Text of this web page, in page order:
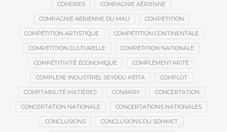
COMORES COMPAGNIE AÉRIENNE
COMPAGNIE AÉRIENNE DU MALI COMPÉTITION
COMPÉTITION ARTISTIQUE COMPÉTITION CONTINENTALE
COMPÉTITION CULTURELLE COMPÉTITION NATIONALE
COMPÉTITIVITÉ ÉCONOMIQUE COMPLÉMENTARITÉ
COMPLEXE INDUSTRIEL SEYDOU KÉÏTA COMPLOT
COMPTABILITÉ-MATIÈRES CONAKRY CONCERTATION
CONCERTATION NATIONALE CONCERTATIONS NATIONALES
CONCLUSIONS CONCLUSIONS DU SOMMET